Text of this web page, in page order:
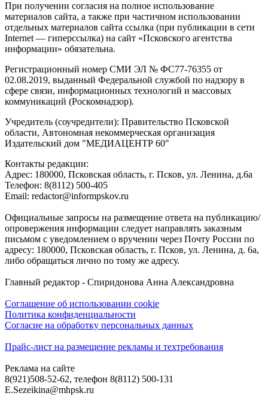
При получении согласия на полное использование
материалов сайта, а также при частичном использовании
отдельных материалов сайта ссылка (при публикации в сети
Internet — гиперссылка) на сайт «Псковского агентства
информации» обязательна.
Регистрационный номер СМИ ЭЛ № ФС77-76355 от
02.08.2019, выданный Федеральной службой по надзору в
сфере связи, информационных технологий и массовых
коммуникаций (Роскомнадзор).
Учредитель (соучредители): Правительство Псковской
области, Автономная некоммерческая организация
Издательский дом "МЕДИАЦЕНТР 60"
Контакты редакции:
Адреc: 180000, Псковская область, г. Псков, ул. Ленина, д.6а
Телефон: 8(8112) 500-405
Email: redactor@informpskov.ru
Официальные запросы на размещение ответа на публикацию/
опровержения информации следует направлять заказным
письмом с уведомлением о вручении через Почту России по
адресу: 180000, Псковская область, г. Псков, ул. Ленина, д. 6а,
либо обращаться лично по тому же адресу.
Главный редактор - Спиридонова Анна Александровна
Соглашение об использовании cookie
Политика конфиденциальности
Согласие на обработку персональных данных
Прайс-лист на размещение рекламы и техтребования
Реклама на сайте
8(921)508-52-62, телефон 8(8112) 500-131
E.Sezeikina@mhpsk.ru